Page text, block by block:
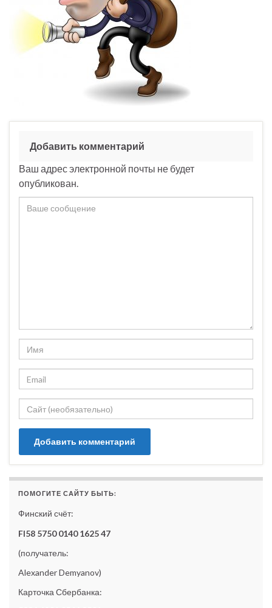
Добавить комментарий
Ваш адрес электронной почты не будет
опубликован.
ПОМОГИТЕ САЙТУ БЫТЬ:
Финский счёт:
FI58 5750 0140 1625 47
(получатель:
Alexander Demyanov)
Карточка Сбербанка: